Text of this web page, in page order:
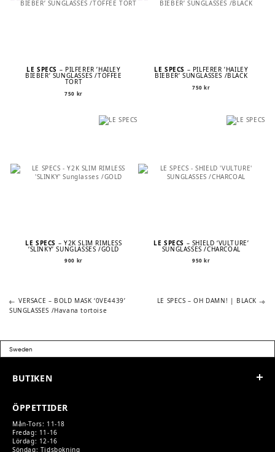
LE SPECS – PILFERER ’HAILEY
BIEBER’ SUNGLASSES /TOFFEE
TORT
750 kr
LE SPECS – PILFERER ’HAILEY
BIEBER’ SUNGLASSES /BLACK
750kr
LE SPECS – Y2K SLIM RIMLESS
‘SLINKY’ SUNGLASSES /GOLD
900 kr
LE SPECS – SHIELD ‘VULTURE’
SUNGLASSES /CHARCOAL
950 kr
POST
Previous
post:
VERSACE – BOLD MASK ‘0VE4439’
SUNGLASSES /Havana tortoise
Next
LE SPECS – OH DAMN! | BLACK
BUTIKEN
ÖPPETTIDER
Mån-Tors: 11-18
Fredag: 11-16
Lördag: 12-16
Söndag: Tidsbokning